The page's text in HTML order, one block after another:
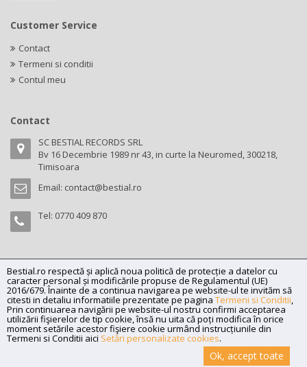
Bestial.ro respectă și aplică noua politică de protecție a datelor cu
caracter personal și modificările propuse de Regulamentul (UE)
2016/679. Înainte de a continua navigarea pe website-ul te invităm să
citesti in detaliu informatiile prezentate pe pagina Termeni si Conditii,
Prin continuarea navigării pe website-ul nostru confirmi acceptarea
utilizării fişierelor de tip cookie, însă nu uita că poți modifica în orice
moment setările acestor fişiere cookie urmând instrucțiunile din
Termeni si Conditii aici Setări personalizate cookies.
Ok, accept toate
Customer Service
Contact
Termeni si conditii
Contul meu
Contact
SC BESTIAL RECORDS SRL
Bv 16 Decembrie 1989 nr 43, in curte la Neuromed, 300218,
Timisoara
Email: contact@bestial.ro
Tel: 0770 409 870
Copyright (C) 2026bestial.ro -All rights reserved.
SC BESTIAL RECORDS SRL, Nr. R.C.: J35/345/2005, C.U.I.: RO17197870,
Adresa: Bv 16 Decembrie 1989 nr 43, in curte la Neuromed, 300218,
Timisoara
Powered byNet Interaction.